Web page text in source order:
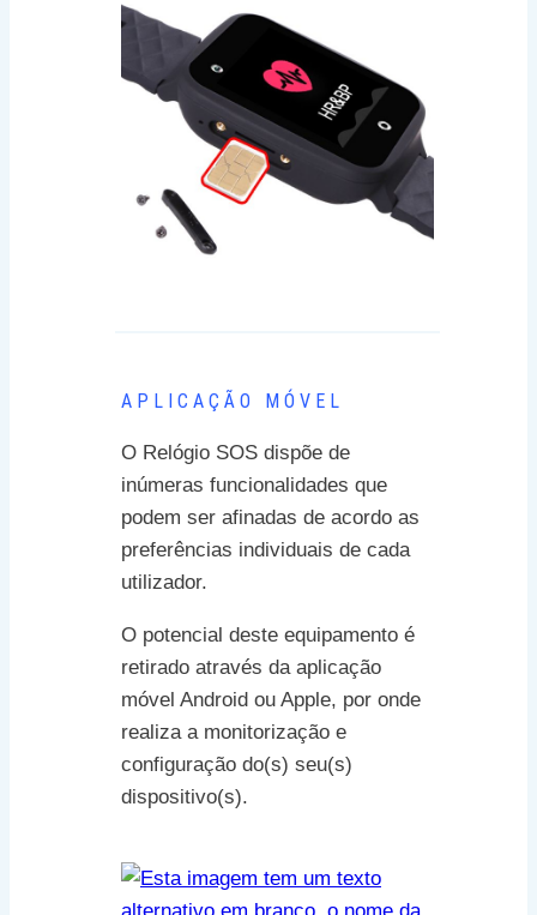
APLICAÇÃO MÓVEL
O Relógio SOS dispõe de
inúmeras funcionalidades que
podem ser afinadas de acordo as
preferências individuais de cada
utilizador.
O potencial deste equipamento é
retirado através da aplicação
móvel Android ou Apple, por onde
realiza a monitorização e
configuração do(s) seu(s)
dispositivo(s).